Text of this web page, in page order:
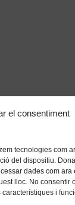
el consentiment
tecnologies com
del dispositiu.
dades com ara
lloc. No consentir
i